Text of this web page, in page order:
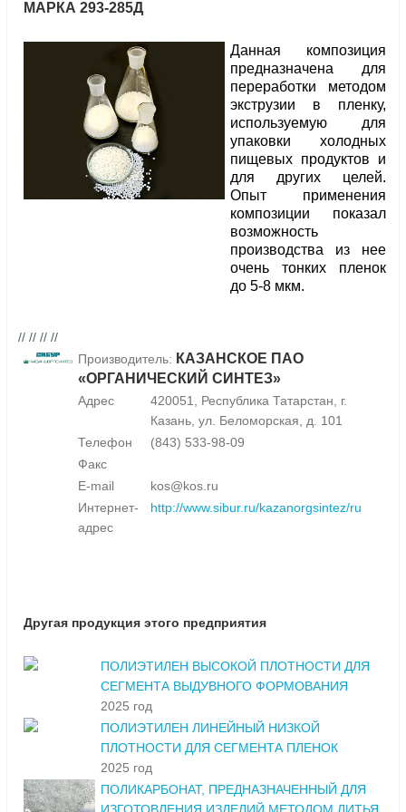
МАРКА 293-285Д
Данная композиция
предназначена для
переработки методом
экструзии в пленку,
используемую для
упаковки холодных
пищевых продуктов и
для других целей.
Опыт применения
композиции показал
возможность
производства из нее
очень тонких пленок
до 5-8 мкм.
// // // //
Производитель: КАЗАНСКОЕ ПАО
«ОРГАНИЧЕСКИЙ СИНТЕЗ»
Адрес
420051, Республика Татарстан, г.
Казань, ул. Беломорская, д. 101
Телефон
(843) 533-98-09
Факс
E-mail
kos@kos.ru
Интернет-
адрес
http://www.sibur.ru/kazanorgsintez/ru
Другая продукция этого предприятия
ПОЛИЭТИЛЕН ВЫСОКОЙ ПЛОТНОСТИ ДЛЯ
СЕГМЕНТА ВЫДУВНОГО ФОРМОВАНИЯ
2025 год
ПОЛИЭТИЛЕН ЛИНЕЙНЫЙ НИЗКОЙ
ПЛОТНОСТИ ДЛЯ СЕГМЕНТА ПЛЕНОК
2025 год
ПОЛИКАРБОНАТ, ПРЕДНАЗНАЧЕННЫЙ ДЛЯ